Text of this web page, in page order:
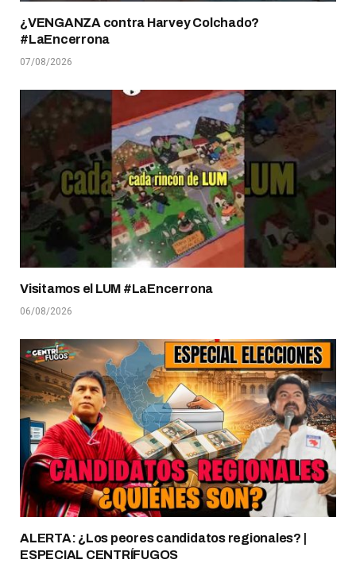
¿VENGANZA contra Harvey Colchado?
#LaEncerrona
07/08/2026
Visitamos el LUM #LaEncerrona
06/08/2026
ALERTA: ¿Los peores candidatos regionales? |
ESPECIAL CENTRÍFUGOS